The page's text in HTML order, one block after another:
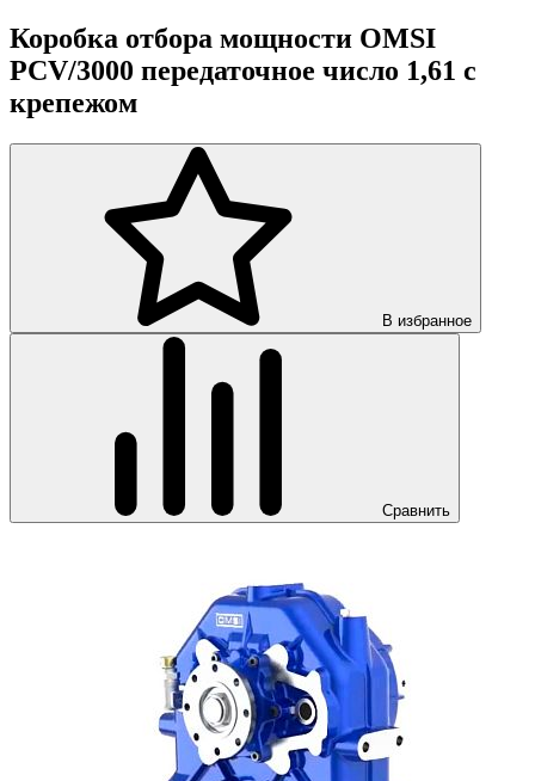
Коробка отбора мощности OMSI
PCV/3000 передаточное число 1,61 с
крепежом
В избранное
Сравнить